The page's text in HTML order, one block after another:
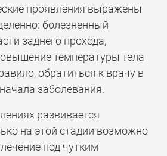
проявления выражены
болезненный
заднего прохода,
температуры тела
обратиться к врачу в
заболевания.
развивается
на этой стадии возможно
под чутким